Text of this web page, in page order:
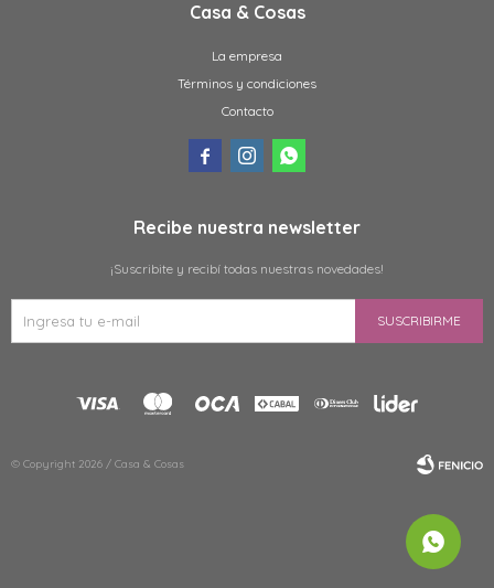
Casa & Cosas
La empresa
Términos y condiciones
Contacto
  
Recibe nuestra newsletter
¡Suscribite y recibí todas nuestras novedades!
SUSCRIBIRME
© Copyright 2026 / Casa & Cosas